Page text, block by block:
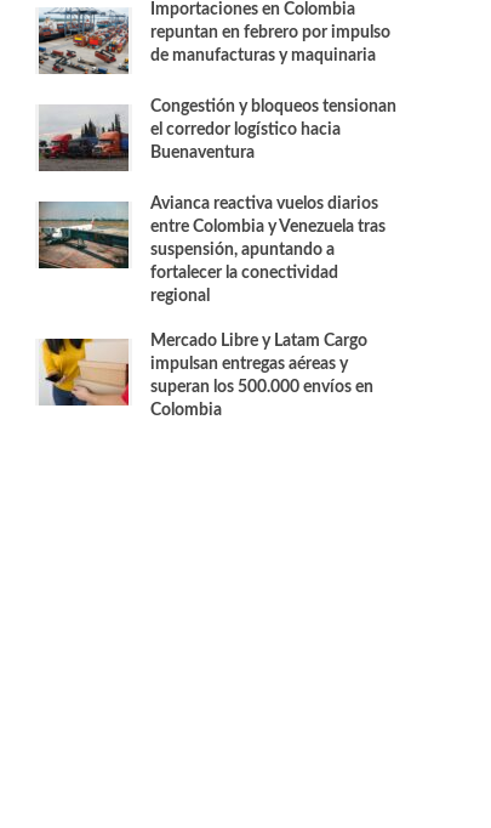
Importaciones en Colombia
repuntan en febrero por impulso
de manufacturas y maquinaria
Congestión y bloqueos tensionan
el corredor logístico hacia
Buenaventura
Avianca reactiva vuelos diarios
entre Colombia y Venezuela tras
suspensión, apuntando a
fortalecer la conectividad
regional
Mercado Libre y Latam Cargo
impulsan entregas aéreas y
superan los 500.000 envíos en
Colombia